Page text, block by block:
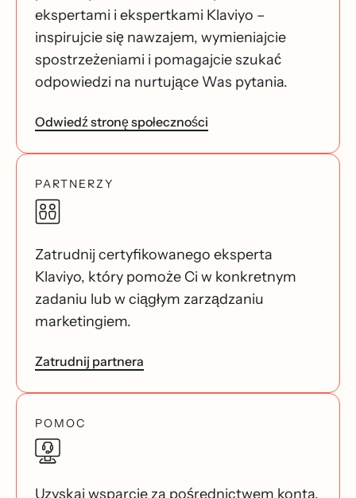
ekspertami i ekspertkami Klaviyo –
inspirujcie się nawzajem, wymieniajcie
spostrzeżeniami i pomagajcie szukać
odpowiedzi na nurtujące Was pytania.
Odwiedź stronę społeczności
PARTNERZY
Zatrudnij certyfikowanego eksperta
Klaviyo, który pomoże Ci w konkretnym
zadaniu lub w ciągłym zarządzaniu
marketingiem.
Zatrudnij partnera
POMOC
Uzyskaj wsparcie za pośrednictwem konta.